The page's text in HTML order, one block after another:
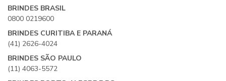
BRINDES BRASIL
0800 0219600
BRINDES CURITIBA E PARANÁ
(41) 2626-4024
BRINDES SÃO PAULO
(11) 4063-5572